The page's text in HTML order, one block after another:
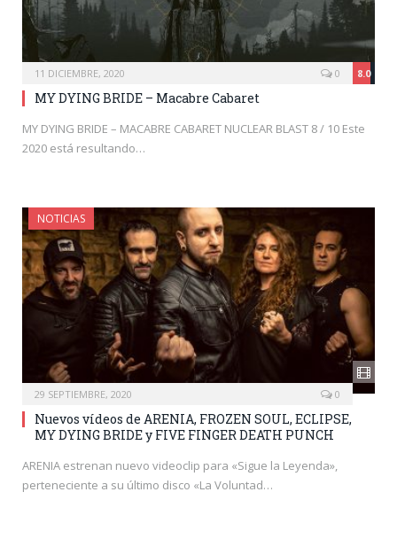
11 DICIEMBRE, 2020 8.0
0
MY DYING BRIDE – Macabre Cabaret
MY DYING BRIDE – MACABRE CABARET NUCLEAR BLAST 8 / 10 Este
2020 está resultando…
NOTICIAS
29 SEPTIEMBRE, 2020 0
Nuevos vídeos de ARENIA, FROZEN SOUL, ECLIPSE,
MY DYING BRIDE y FIVE FINGER DEATH PUNCH
ARENIA estrenan nuevo videoclip para «Sigue la Leyenda»,
perteneciente a su último disco «La Voluntad…